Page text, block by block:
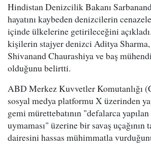
Hindistan Denizcilik Bakanı
hayatını kaybeden denizcilerin
içinde ülkelerine getirileceğini
kişilerin stajyer denizci Aditya
Shivanand Chaurashiya ve baş
olduğunu belirtti.
ABD Merkez Kuvvetler Komutanlığı
sosyal medya platformu X üzerinden
gemi mürettebatının "defalarca
uymaması" üzerine bir savaş
dairesini hassas mühimmatla